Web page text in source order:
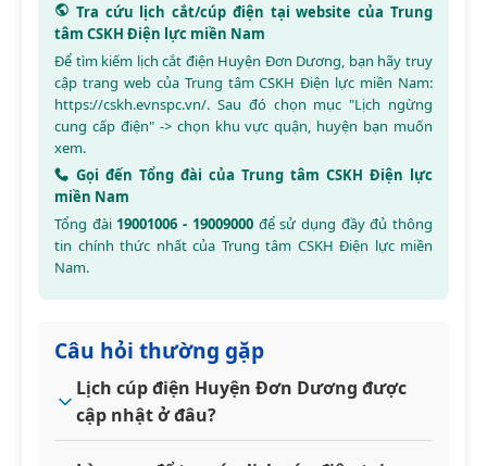
Tra cứu lịch cắt/cúp điện tại website của Trung
tâm CSKH Điện lực miền Nam
Để tìm kiếm lịch cắt điện Huyện Đơn Dương, bạn hãy truy
cập trang web của Trung tâm CSKH Điện lực miền Nam:
https://cskh.evnspc.vn/. Sau đó chọn mục "Lịch ngừng
cung cấp điện" -> chọn khu vực quận, huyện bạn muốn
xem.
Gọi đến Tổng đài của Trung tâm CSKH Điện lực
miền Nam
Tổng đài 19001006 - 19009000để sử dụng đầy đủ thông
tin chính thức nhất của Trung tâm CSKH Điện lực miền
Nam.
Câu hỏi thường gặp
Lịch cúp điện Huyện Đơn Dương được
cập nhật ở đâu?